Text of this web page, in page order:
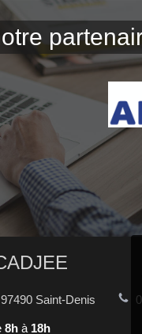
97490 Saint-Denis
8h à 18h